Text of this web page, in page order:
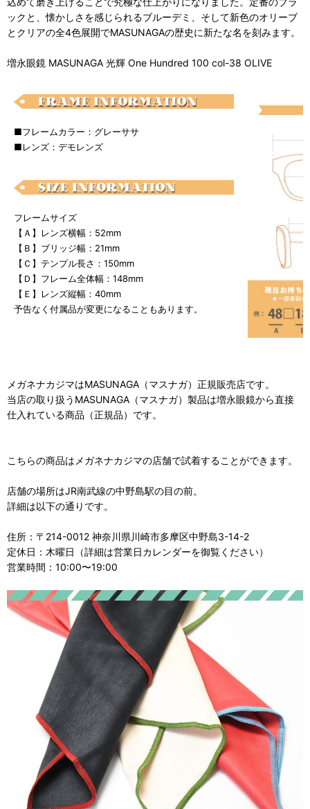
ックと、懐かしさを感じられるブルーデミ、そして新色のオリーブ
とクリアの全4色展開でMASUNAGAの歴史に新たな名を刻みます。
増永眼鏡 MASUNAGA 光輝 One Hundred 100 col-38 OLIVE
■フレームカラー：グレーササ
■レンズ：デモレンズ
フレームサイズ
【Ａ】レンズ横幅：52mm
【Ｂ】ブリッジ幅：21mm
【Ｃ】テンプル長さ：150mm
【Ｄ】フレーム全体幅：148mm
【Ｅ】レンズ縦幅：40mm
予告なく付属品が変更になることもあります。
メガネナカジマはMASUNAGA（マスナガ）正規販売店です。
当店の取り扱うMASUNAGA（マスナガ）製品は増永眼鏡から直接
仕入れている商品（正規品）です。
こちらの商品はメガネナカジマの店舗で試着することができます。
店舗の場所はJR南武線の中野島駅の目の前。
詳細は以下の通りです。
住所：〒214-0012 神奈川県川崎市多摩区中野島3-14-2
定休日：木曜日（詳細は営業日カレンダーを御覧ください）
営業時間：10:00〜19:00